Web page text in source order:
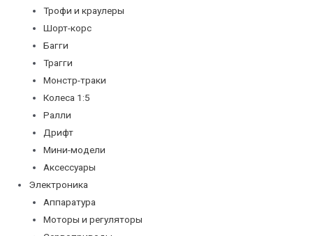
Трофи и краулеры
Шорт-корс
Багги
Трагги
Монстр-траки
Колеса 1:5
Ралли
Дрифт
Мини-модели
Аксессуары
Электроника
Аппаратура
Моторы и регуляторы